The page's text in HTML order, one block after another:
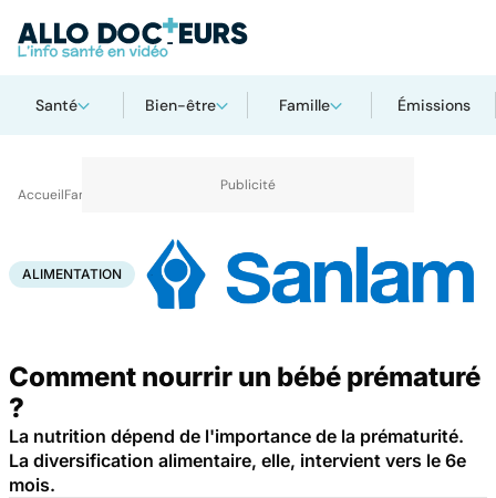
Santé Bien-être Famille Émissions
AccueilFamille Alimentation
ALIMENTATION
Comment nourrir un bébé prématuré
?
La nutrition dépend de l'importance de la prématurité.
La diversification alimentaire, elle, intervient vers le 6e
mois.